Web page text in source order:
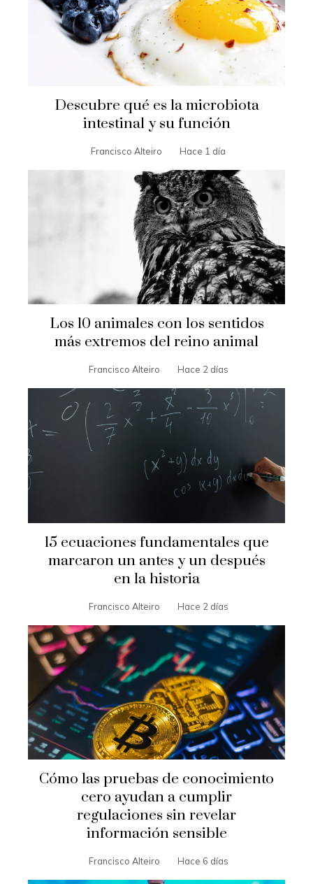
Descubre qué es la microbiota
intestinal y su función
Francisco Alteiro Hace 1 día
Los 10 animales con los sentidos
más extremos del reino animal
Francisco Alteiro Hace 2 días
15 ecuaciones fundamentales que
marcaron un antes y un después
en la historia
Francisco Alteiro Hace 2 días
Cómo las pruebas de conocimiento
cero ayudan a cumplir
regulaciones sin revelar
información sensible
Francisco Alteiro Hace 6 días